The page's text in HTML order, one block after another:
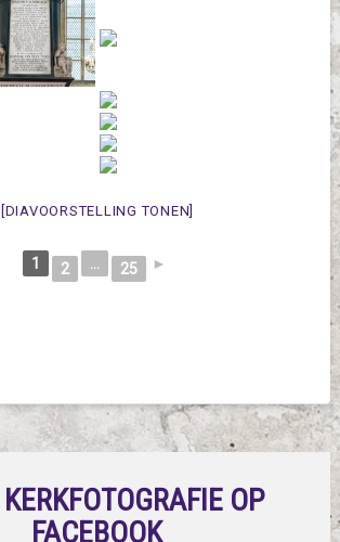
[DIAVOORSTELLING TONEN]
1 2 ... 25 ►
OP
FACEBOOK